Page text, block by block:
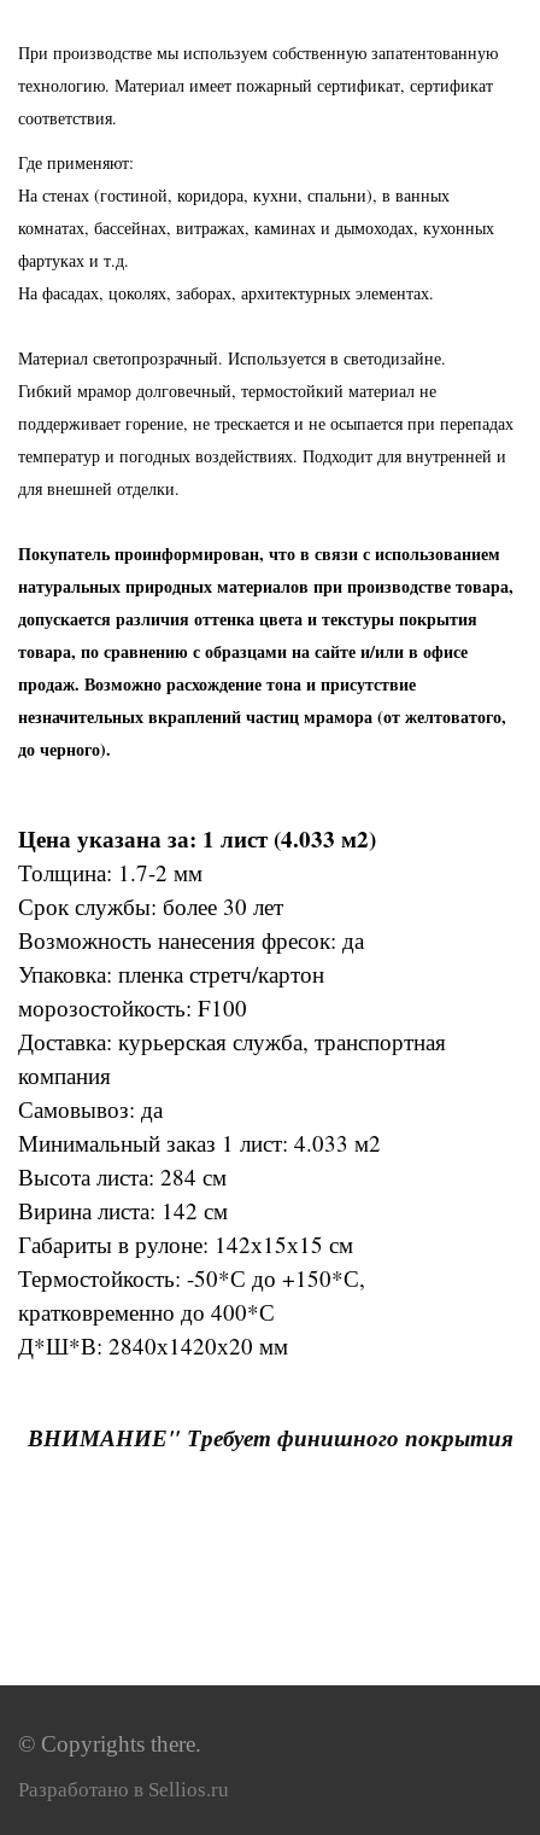
При производстве мы используем собственную запатентованную
технологию. Материал имеет пожарный сертификат, сертификат
соответствия.
Где применяют:
На стенах (гостиной, коридора, кухни, спальни), в ванных
комнатах, бассейнах, витражах, каминах и дымоходах, кухонных
фартуках и т.д.
На фасадах, цоколях, заборах, архитектурных элементах.
Материал светопрозрачный. Используется в светодизайне.
Гибкий мрамор долговечный, термостойкий материал не
поддерживает горение, не трескается и не осыпается при перепадах
температур и погодных воздействиях. Подходит для внутренней и
для внешней отделки.
Покупатель проинформирован, что в связи с использованием
натуральных природных материалов при производстве товара,
допускается различия оттенка цвета и текстуры покрытия
товара, по сравнению с образцами на сайте и/или в офисе
продаж. Возможно расхождение тона и присутствие
незначительных вкраплений частиц мрамора (от желтоватого,
до черного).
Цена указана за: 1 лист (4.033 м2)
Толщина: 1.7-2 мм
Срок службы: более 30 лет
Возможность нанесения фресок: да
Упаковка: пленка стретч/картон
морозостойкость: F100
Доставка: курьерская служба, транспортная
компания
Самовывоз: да
Минимальный заказ 1 лист: 4.033 м2
Высота листа: 284 см
Вирина листа: 142 см
Габариты в рулоне: 142х15х15 см
Термостойкость: -50*С до +150*С,
кратковременно до 400*С
Д*Ш*В: 2840х1420х20 мм
ВНИМАНИЕ" Требует финишного покрытия
© Copyrights there.
Разработано в Sellios.ru